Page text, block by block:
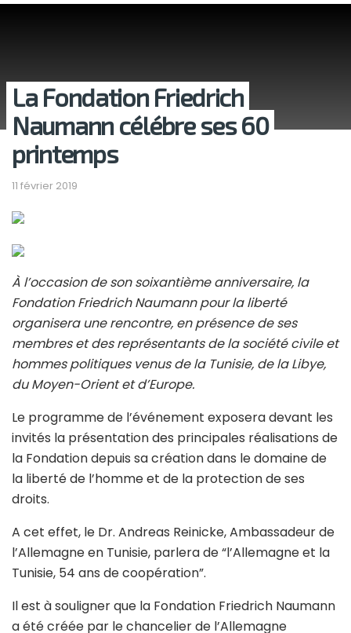
La Fondation Friedrich
Naumann célébre ses 60
printemps
11 février 2019
À l’occasion de son soixantième anniversaire, la
Fondation Friedrich Naumann pour la liberté
organisera une rencontre, en présence de ses
membres et des représentants de la société civile et
hommes politiques venus de la Tunisie, de la Libye,
du Moyen-Orient et d’Europe.
Le programme de l’événement exposera devant les
invités la présentation des principales réalisations de
la Fondation depuis sa création dans le domaine de
la liberté de l’homme et de la protection de ses
droits.
A cet effet, le Dr. Andreas Reinicke, Ambassadeur de
l’Allemagne en Tunisie, parlera de “l’Allemagne et la
Tunisie, 54 ans de coopération”.
Il est à souligner que la Fondation Friedrich Naumann
a été créée par le chancelier de l’Allemagne